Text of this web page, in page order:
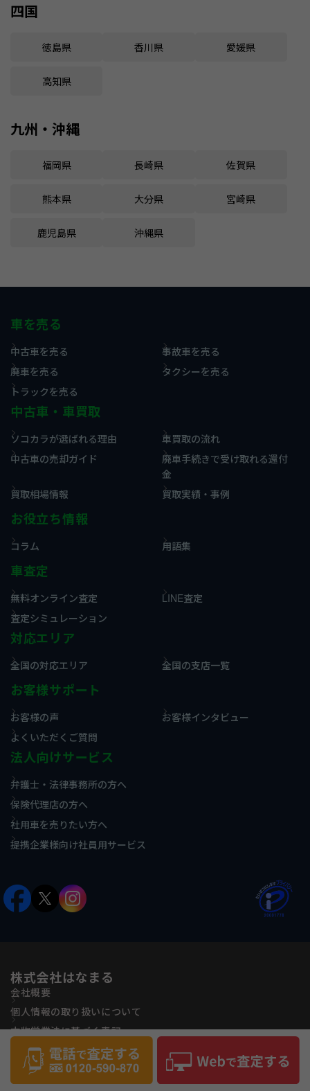
四国
徳島県 香川県 愛媛県
高知県
九州・沖縄
福岡県 長崎県 佐賀県
熊本県 大分県 宮崎県
鹿児島県 沖縄県
車を売る
中古車を売る
事故車を売る
廃車を売る
タクシーを売る
トラックを売る
中古車・車買取
ソコカラが選ばれる理由
車買取の流れ
中古車の売却ガイド
廃車手続きで受け取れる還付
金
買取相場情報
買取実績・事例
お役立ち情報
コラム 用語集
車査定
無料オンライン査定
LINE査定
査定シミュレーション
対応エリア
全国の対応エリア 全国の支店一覧
お客様サポート
お客様の声
お客様インタビュー
よくいただくご質問
法人向けサービス
弁護士・法律事務所の方へ
保険代理店の方へ
社用車を売りたい方へ
提携企業様向け社員用サービス
株式会社はなまる
会社概要
個人情報の取り扱いについて
古物営業法に基づく表記
反社会的勢力に対する基本方針
サイトマップ